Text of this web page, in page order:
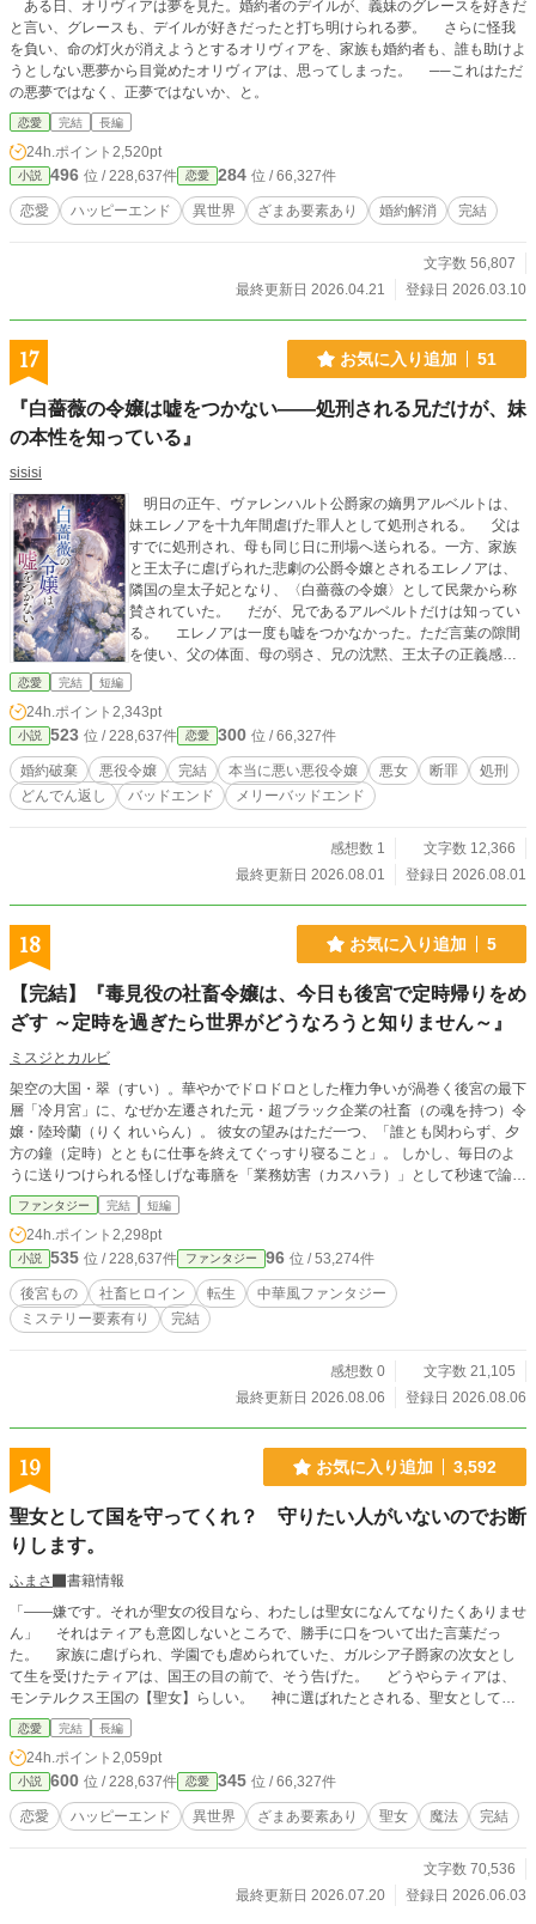
ある日、オリヴィアは夢を見た。婚約者のデイルが、義妹のグレースを好きだ
と言い、グレースも、デイルが好きだったと打ち明けられる夢。 さらに怪我
を負い、命の灯火が消えようとするオリヴィアを、家族も婚約者も、誰も助けよ
うとしない悪夢から目覚めたオリヴィアは、思ってしまった。 ──これはただ
の悪夢ではなく、正夢ではないか、と。
恋愛 完結 長編
24h.ポイント 2,520pt
小説 496 位 / 228,637件 恋愛 284 位 / 66,327件
恋愛 ハッピーエンド 異世界 ざまあ要素あり 婚約解消 完結
文字数 56,807
最終更新日 2026.04.21
登録日 2026.03.10
17 お気に入り追加 51
『白薔薇の令嬢は嘘をつかない――処刑される兄だけが、妹
の本性を知っている』
sisisi
明日の正午、ヴァレンハルト公爵家の嫡男アルベルトは、
妹エレノアを十九年間虐げた罪人として処刑される。 父は
すでに処刑され、母も同じ日に刑場へ送られる。一方、家族
と王太子に虐げられた悲劇の公爵令嬢とされるエレノアは、
隣国の皇太子妃となり、〈白薔薇の令嬢〉として民衆から称
賛されていた。 だが、兄であるアルベルトだけは知ってい
る。 エレノアは一度も嘘をつかなかった。ただ言葉の隙間
を使い、父の体面、母の弱さ、兄の沈黙、王太子の正義感を
利用して、すべての人間を破滅させたのだ。 これは処刑前
役令嬢を演じていたのではない。 悪役のまま、主人公の座
を奪ったのだ。
恋愛 完結 短編
24h.ポイント 2,343pt
小説 523 位 / 228,637件 恋愛 300 位 / 66,327件
婚約破棄 悪役令嬢 完結 本当に悪い悪役令嬢 悪女 断罪
処刑
どんでん返し
バッドエンド メリーバッドエンド
感想数 1
文字数 12,366
最終更新日 2026.08.01
登録日 2026.08.01
18 お気に入り追加 5
【完結】『毒見役の社畜令嬢は、今日も後宮で定時帰りをめ
ざす ～定時を過ぎたら世界がどうなろうと知りません～』
ミスジとカルビ
架空の大国・翠（すい）。華やかでドロドロとした権力争いが渦巻く後宮の最下
層「冷月宮」に、なぜか左遷された元・超ブラック企業の社畜（の魂を持つ）令
嬢・陸玲蘭（りく れいらん）。 彼女の望みはただ一つ、「誰とも関わらず、夕
方の鐘（定時）とともに仕事を終えてぐっすり寝ること」。 しかし、毎日のよ
うに送りつけられる怪しげな毒膳を「業務妨害（カスハラ）」として秒速で論破
し、勝手に後宮内の「労働環境とシフト制（ホワイト化）」を大改革していく彼
女の姿は、周囲には**「底知れぬ慈悲と、神のごとき洞察力を持つ孤高の聖女」
**として完全に見誤られてしまう。 中間管理職の宦官課長を相棒（愚痴聞き相
手）に、今日も定時死守のために毒と労務管理を駆使する、前代未聞の宮廷お仕
事コメディ！
ファンタジー 完結 短編
24h.ポイント 2,298pt
小説 535 位 / 228,637件 ファンタジー 96 位 / 53,274件
後宮もの 社畜ヒロイン 転生
中華風ファンタジー
ミステリー要素有り
完結
感想数 0
文字数 21,105
最終更新日 2026.08.06
登録日 2026.08.06
19 お気に入り追加 3,592
聖女として国を守ってくれ？ 守りたい人がいないのでお断
りします。
ふまさ
書籍情報
「――嫌です。それが聖女の役目なら、わたしは聖女になんてなりたくありませ
ん」 それはティアも意図しないところで、勝手に口をついて出た言葉だっ
た。 家族に虐げられ、学園でも虐められていた、ガルシア子爵家の次女とし
て生を受けたティアは、国王の目の前で、そう告げた。 どうやらティアは、
モンテルクス王国の【聖女】らしい。 神に選ばれたとされる、聖女としての
証が確認された日、国王はティアに命じた。 「聖女は、瘴気を払える唯一の存
在だ。 聖女としての誇りを持って、国を守ってくれ」 国王の台詞にティアは
疑問がわいた。 国を守るとは、人を守るということだ。 その人の中には、
自分を虐げてきた家族や虐めてきた学園の人々も、当然含まれている。 嫌
だ、と思った。どれほど罵られようと、助けたくない。誇りなんてどうでもい
い。 ティアは、心のままに王命を拒否してしまい――？
恋愛 完結 長編
24h.ポイント 2,059pt
小説 600 位 / 228,637件 恋愛 345 位 / 66,327件
恋愛 ハッピーエンド 異世界 ざまあ要素あり 聖女 魔法 完結
文字数 70,536
最終更新日 2026.07.20
登録日 2026.06.03